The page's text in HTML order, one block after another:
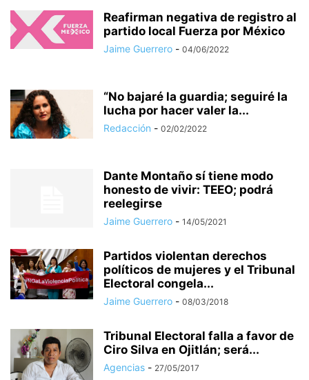
Reafirman negativa de registro al
partido local Fuerza por México
Jaime Guerrero - 04/06/2022
“No bajaré la guardia; seguiré la
lucha por hacer valer la...
Redacción - 02/02/2022
Dante Montaño sí tiene modo
honesto de vivir: TEEO; podrá
reelegirse
Jaime Guerrero - 14/05/2021
Partidos violentan derechos
políticos de mujeres y el Tribunal
Electoral congela...
Jaime Guerrero - 08/03/2018
Tribunal Electoral falla a favor de
Ciro Silva en Ojitlán; será...
Agencias - 27/05/2017